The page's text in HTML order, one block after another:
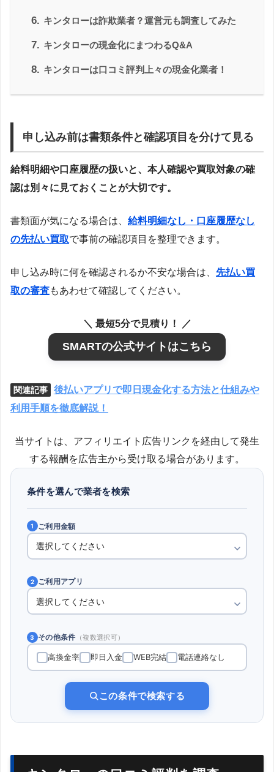
6. キンタローは詐欺業者？運営元も調査してみた
7. キンタローの現金化にまつわるQ&A
8. キンタローは口コミ評判上々の現金化業者！
申し込み前は書類条件と確認項目を分けて見る
給料明細や口座履歴の扱いと、本人確認や買取対象の確
認は別々に見ておくことが大切です。
書類面が気になる場合は、 給料明細なし・口座履歴なし
の先払い買取で事前の確認項目を整理できます。
申し込み時に何を確認されるか不安な場合は、 先払い買
取の審査もあわせて確認してください。
＼ 最短5分で見積り！ ／
SMARTの公式サイトはこちら
関連記事
後払いアプリで即日現金化する方法と仕組みや
利用手順を徹底解説！
当サイトは、アフィリエイト広告リンクを経由して発生
する報酬を広告主から受け取る場合があります。
条件を選んで業者を検索
1 ご利用金額
2 ご利用アプリ
3 その他条件 （複数選択可）
高換金率 即日入金 WEB完結 電話連絡なし
この条件で検索する